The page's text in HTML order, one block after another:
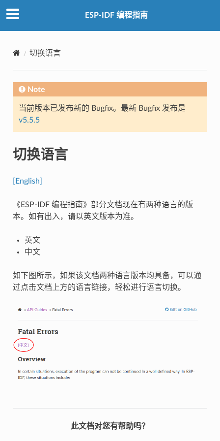
ESP-IDF 编程指南
切换语言
Note
当前版本已发布新的 Bugfix。最新 Bugfix 发布是
v5.5.5
切换语言
[English]
《ESP-IDF 编程指南》部分文档现在有两种语言的版
本。如有出入，请以英文版本为准。
英文
中文
如下图所示，如果该文档两种语言版本均具备，可以通
过点击文档上方的语言链接，轻松进行语言切换。
此文档对您有帮助吗？